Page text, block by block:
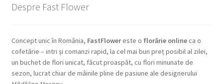
Despre Fast Flower
Concept unic în România, FastFlowereste o florărie onlineca o
cofetărie – intri și comanzi rapid, la cel mai bun preț posibil al zilei,
un buchet de flori unicat, făcut proaspăt, cu flori minunate de
sezon, lucrat chiar de mâinile pline de pasiune ale designerului